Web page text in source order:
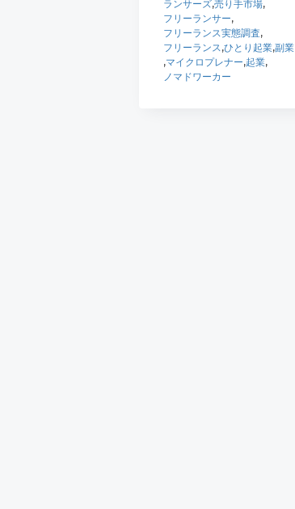
ランサーズ,売り手市場,
フリーランサー,
フリーランス実態調査,
フリーランス,ひとり起業,副業
,マイクロプレナー,起業,
ノマドワーカー